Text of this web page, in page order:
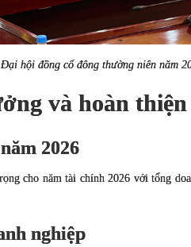
hội đồng cổ đông thường niên năm
và hoàn
2026
cho năm tài chính 2026 với tổng
nghiệp